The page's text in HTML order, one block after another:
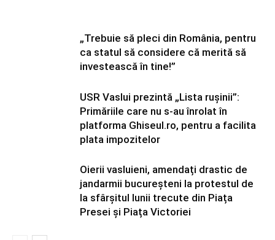
„Trebuie să pleci din România, pentru
ca statul să considere că merită să
investească în tine!”
USR Vaslui prezintă „Lista rușinii”:
Primăriile care nu s-au înrolat în
platforma Ghiseul.ro, pentru a facilita
plata impozitelor
Oierii vasluieni, amendați drastic de
jandarmii bucureșteni la protestul de
la sfârșitul lunii trecute din Piața
Presei și Piața Victoriei